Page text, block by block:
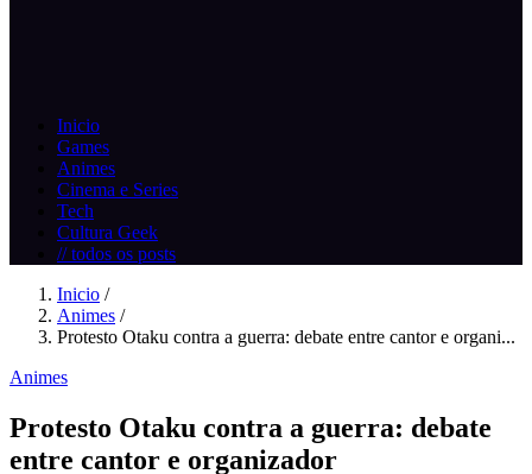
Inicio
Games
Animes
Cinema e Series
Tech
Cultura Geek
// todos os posts
Inicio /
Animes /
Protesto Otaku contra a guerra: debate entre cantor e organi...
Animes
Protesto Otaku contra a guerra: debate
entre cantor e organizador